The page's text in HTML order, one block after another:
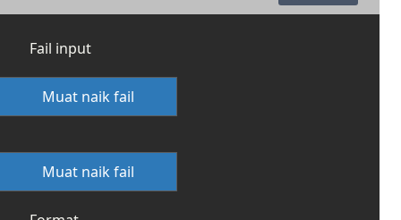
Fail input
Muat naik fail
Muat naik fail